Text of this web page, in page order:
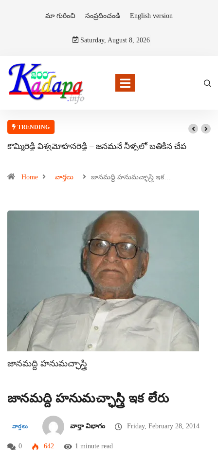
మా గురించి సంప్రదించండి English version
Saturday, August 8, 2026
TRENDING
కొమ్మిరెడ్డి విశ్వమోహనరెడ్డి – జనమనే నీళ్ళలో బతికిన చేప
Home వార్తలు జానమద్ది హనుమచ్ఛాస్త్రి ఇక…
జానమద్ది హనుమచ్ఛాస్త్రి
జానమద్ది హనుమచ్ఛాస్త్రి ఇక లేరు
వార్తలు వార్తా విభాగం Friday, February 28, 2014
0 642 1 minute read